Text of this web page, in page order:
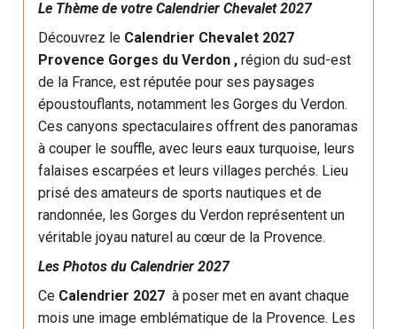
Le Thème de votre Calendrier Chevalet 2027
Découvrez le Calendrier Chevalet 2027
Provence Gorges du Verdon ,région du sud-est
de la France, est réputée pour ses paysages
époustouflants, notamment les Gorges du Verdon.
Ces canyons spectaculaires offrent des panoramas
à couper le souffle, avec leurs eaux turquoise, leurs
falaises escarpées et leurs villages perchés. Lieu
prisé des amateurs de sports nautiques et de
randonnée, les Gorges du Verdon représentent un
véritable joyau naturel au cœur de la Provence.
Les Photos du Calendrier 2027
Ce Calendrier 2027 à poser met en avant chaque
mois une image emblématique de la Provence. Les